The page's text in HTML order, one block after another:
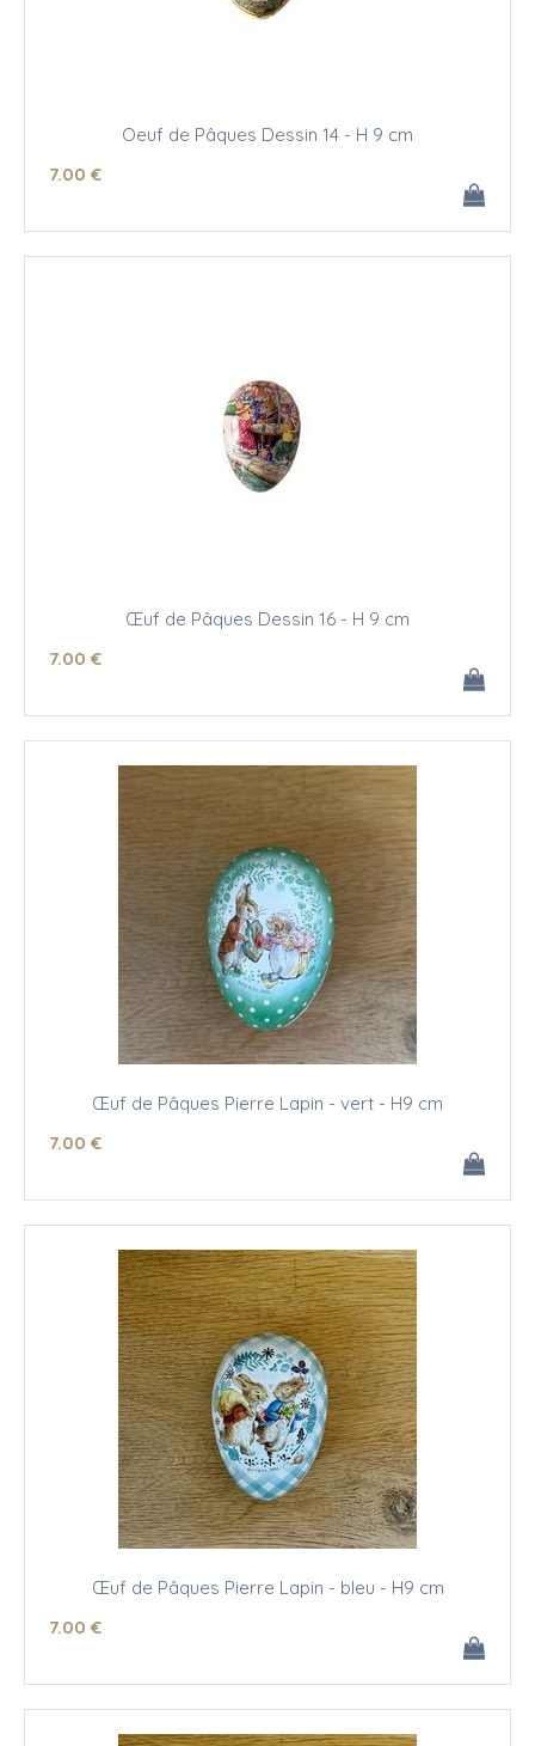
Oeuf de Pâques Dessin 14 - H 9 cm
7.00 €
Œuf de Pâques Dessin 16 - H 9 cm
7.00 €
Œuf de Pâques Pierre Lapin - vert - H9 cm
7.00 €
Œuf de Pâques Pierre Lapin - bleu - H9 cm
7.00 €